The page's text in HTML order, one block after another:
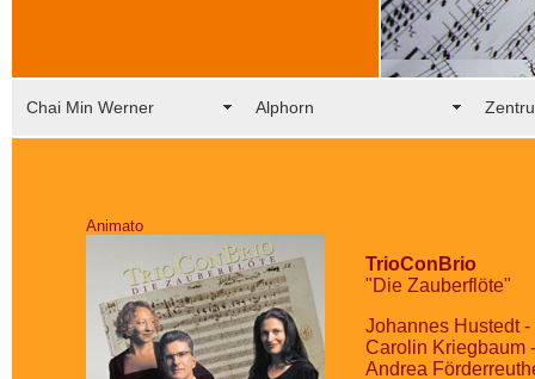
Chai Min Werner Alphorn
Animato
TrioConBrio
"Die Zauberflöte"
Johannes Hustedt -
Carolin Kriegbaum
Andrea